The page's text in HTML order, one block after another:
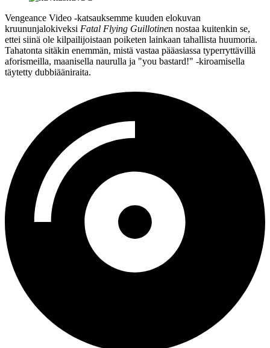
Vengeance Video ‑katsauksemme kuuden elokuvan
kruununjalokiveksi Fatal Flying Guillotinen nostaa kuitenkin se,
ettei siinä ole kilpailijoistaan poiketen lainkaan tahallista huumoria.
Tahatonta sitäkin enemmän, mistä vastaa pääasiassa typerryttävillä
aforismeilla, maanisella naurulla ja "you bastard!" ‑kiroamisella
täytetty dubbiääniraita.